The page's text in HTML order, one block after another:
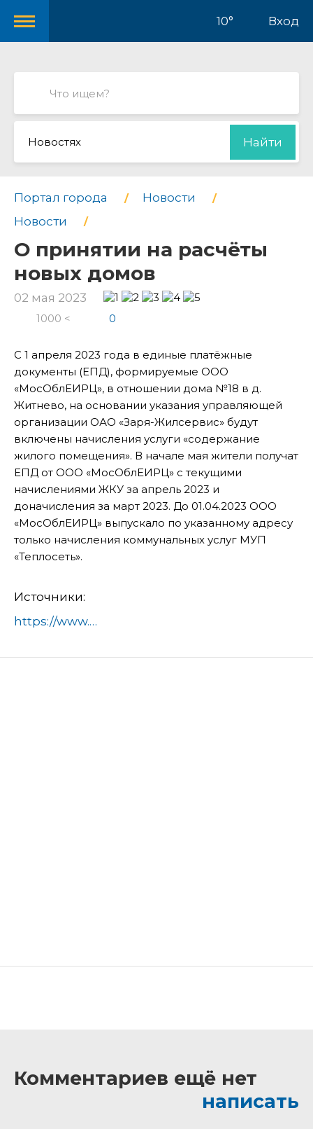
10° Вход
Новостях Найти
Портал города
Новости
Новости
О принятии на расчёты
новых домов
02 мая 2023
1000 < 0
С 1 апреля 2023 года в единые платёжные
документы (ЕПД), формируемые ООО
«МосОблЕИРЦ», в отношении дома №18 в д.
Житнево, на основании указания управляющей
организации ОАО «Заря-Жилсервис» будут
включены начисления услуги «содержание
жилого помещения». В начале мая жители получат
ЕПД от ООО «МосОблЕИРЦ» с текущими
начислениями ЖКУ за апрель 2023 и
доначисления за март 2023. До 01.04.2023 ООО
«МосОблЕИРЦ» выпускало по указанному адресу
только начисления коммунальных услуг МУП
«Теплосеть».
Источники:
https://www.domod.ru/city/info/news/o_prinyatii_na_raschyety_novykh_domov/
Комментариев ещё нет
написать